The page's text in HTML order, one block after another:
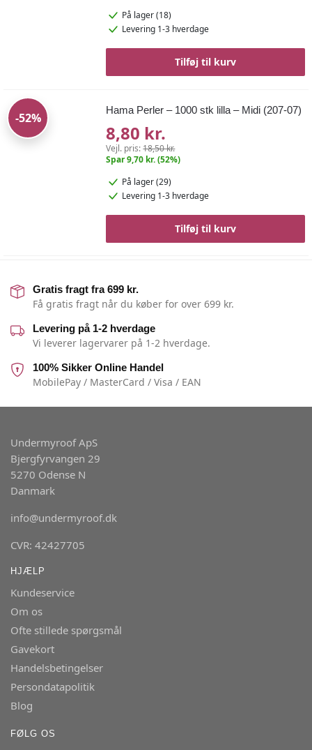
På lager (18)
Levering 1-3 hverdage
Tilføj til kurv
-52%
Hama Perler – 1000 stk lilla – Midi (207-07)
8,80 kr.
Vejl. pris:18,50 kr.
Spar 9,70 kr. (52%)
På lager (29)
Levering 1-3 hverdage
Tilføj til kurv
Gratis fragt fra 699 kr.
Få gratis fragt når du køber for over 699 kr.
Levering på 1-2 hverdage
Vi leverer lagervarer på 1-2 hverdage.
100% Sikker Online Handel
MobilePay / MasterCard / Visa / EAN
Undermyroof ApS
Bjergfyrvangen 29
5270 Odense N
Danmark
info@undermyroof.dk
CVR: 42427705
HJÆLP
Kundeservice
Om os
Ofte stillede spørgsmål
Gavekort
Handelsbetingelser
Persondatapolitik
Blog
FØLG OS